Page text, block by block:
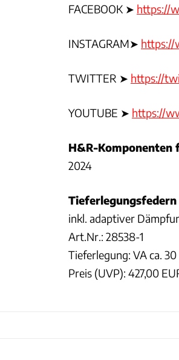
FACEBOOK ➤ https://
INSTAGRAM➤ https://
TWITTER ➤ https://
YOUTUBE ➤ https://
H&R-Komponenten
2024
Tieferlegungsfedern
inkl. adaptiver
Art.Nr.: 28538-1
Tieferlegung: VA ca.
Preis (UVP): 427,00